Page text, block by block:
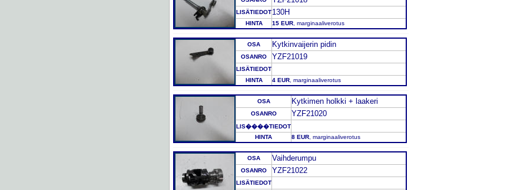
LISÄTIEDOT130H
HINTA 15 EUR , marginaaliverotus
OSA Kytkinvaijerin pidin
OSANRO YZF21019
LISÄTIEDOT
HINTA
4 EUR , marginaaliverotus
OSA Kytkimen holkki + laakeri
OSANRO YZF21020
LIS����TIEDOT
HINTA
8 EUR , marginaaliverotus
OSA Vaihderumpu
OSANRO YZF21022
LISÄTIEDOT